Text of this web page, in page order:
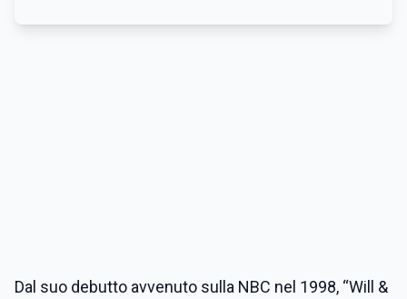
Dal suo debutto avvenuto sulla NBC nel 1998, “Will &